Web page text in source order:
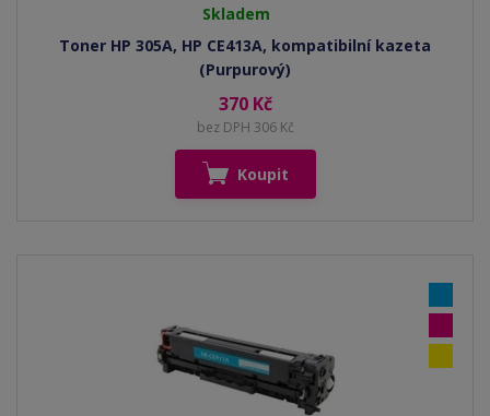
Skladem
Toner HP 305A, HP CE413A, kompatibilní kazeta
(Purpurový)
370 Kč
bez DPH 306 Kč
Koupit